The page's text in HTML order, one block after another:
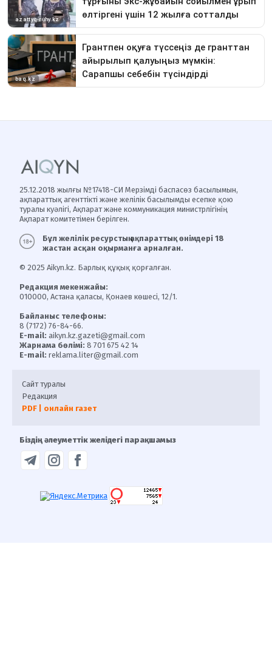
25.12.2018 жылғы №17418-СИ Мерзімді баспасөз басылымын,
ақпараттық агенттікті және желілік басылымды есепке қою
туралы куәлігі, Ақпарат және коммуникация министрлігінің
Ақпарат комитетімен берілген.
Бұл желілік ресурстың ақпараттық өнімдері 18
жастан асқан оқырманға арналған.
© 2025 Aikyn.kz. Барлық құқық қорғалған.
Редакция мекенжайы:
010000, Астана қаласы, Қонаев көшесі, 12/1.
Байланыс телефоны:
8 (7172) 76-84-66.
E-mail: aikyn.kz.gazeti@gmail.com
Жарнама бөлімі: 8 701 675 42 14
E-mail: reklama.liter@gmail.com
Сайт туралы
Редакция
PDF | онлайн газет
Біздің әлеуметтік желідегі парақшамыз